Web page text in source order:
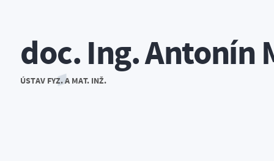
doc. Ing. Antonín
ÚSTAV FYZ. A MAT. INŽ.